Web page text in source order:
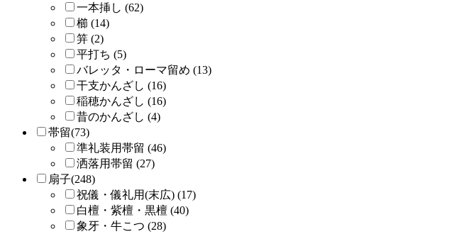
一本挿し (62)
櫛 (14)
笄 (2)
平打ち (5)
バレッタ・ローマ留め (13)
干支かんざし (16)
稲穂かんざし (16)
昔のかんざし (4)
帯留(73)
準礼装用帯留 (46)
洒落用帯留 (27)
扇子(248)
祝儀・儀礼用(末広) (17)
白檀・紫檀・黒檀 (40)
象牙・牛こつ (28)